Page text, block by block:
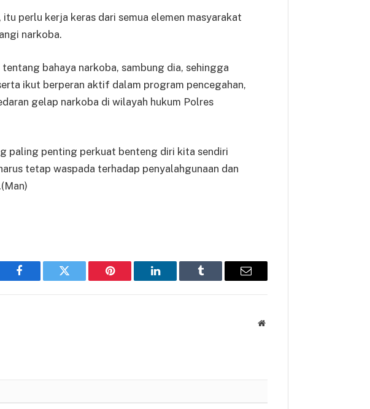
perlu kerja keras dari semua elemen masyarakat
narkoba.
bahaya narkoba, sambung dia, sehingga
ikut berperan aktif dalam program pencegahan,
gelap narkoba di wilayah hukum Polres
paling penting perkuat benteng diri kita sendiri
tetap waspada terhadap penyalahgunaan dan
Facebook Twitter Pinterest LinkedIn Tumblr Email
Website